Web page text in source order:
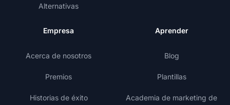
Alternativas
Empresa
Acerca de nosotros
Premios
Historias de éxito
Aprender
Blog
Plantillas
Academia de marketing de